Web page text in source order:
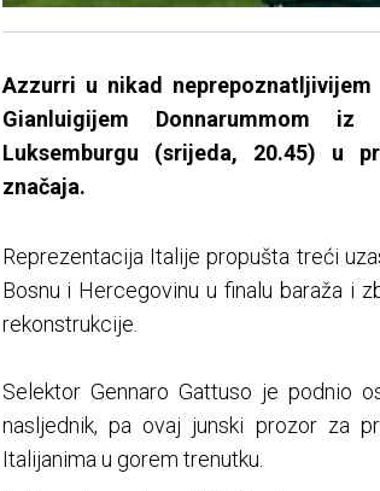
Azzurri u nikad
Gianluigijem Donnarummom iz
Luksemburgu (srijeda, 20.45) u
značaja.
Reprezentacija Italije propušta treći
Bosnu i Hercegovinu u finalu baraža i
rekonstrukcije.
Selektor Gennaro Gattuso je podnio
nasljednik, pa ovaj junski prozor za
Italijanima u gorem trenutku.